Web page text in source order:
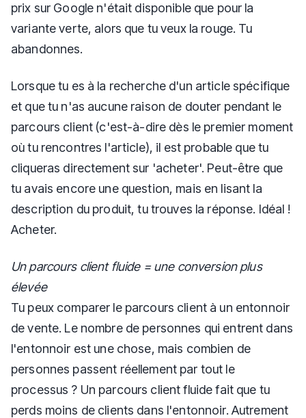
prix sur Google n'était disponible que pour la
variante verte, alors que tu veux la rouge. Tu
abandonnes.
Lorsque tu es à la recherche d'un article spécifique
et que tu n'as aucune raison de douter pendant le
parcours client (c'est-à-dire dès le premier moment
où tu rencontres l'article), il est probable que tu
cliqueras directement sur 'acheter'. Peut-être que
tu avais encore une question, mais en lisant la
description du produit, tu trouves la réponse. Idéal !
Acheter.
Un parcours client fluide = une conversion plus
élevée
Tu peux comparer le parcours client à un entonnoir
de vente. Le nombre de personnes qui entrent dans
l'entonnoir est une chose, mais combien de
personnes passent réellement par tout le
processus ? Un parcours client fluide fait que tu
perds moins de clients dans l'entonnoir. Autrement